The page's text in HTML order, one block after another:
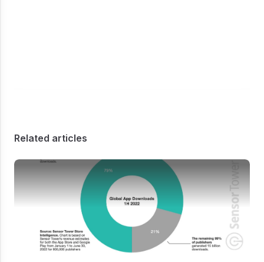
Related articles